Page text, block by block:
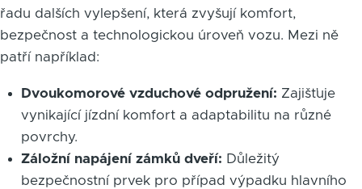
řadu dalších vylepšení, která zvyšují komfort,
bezpečnost a technologickou úroveň vozu. Mezi ně
patří například:
Dvoukomorové vzduchové odpružení: Zajišťuje
vynikající jízdní komfort a adaptabilitu na různé
povrchy.
Záložní napájení zámků dveří: Důležitý
bezpečnostní prvek pro případ výpadku hlavního